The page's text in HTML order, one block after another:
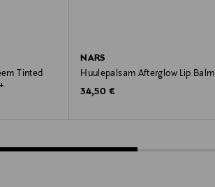
Tinted
NARS
Huulepalsam Afterglow Lip Balm
Original Price
34,50 €